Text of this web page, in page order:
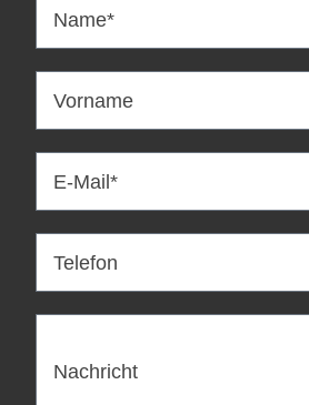
Name*
Vorname
E-Mail*
Telefon
Nachricht